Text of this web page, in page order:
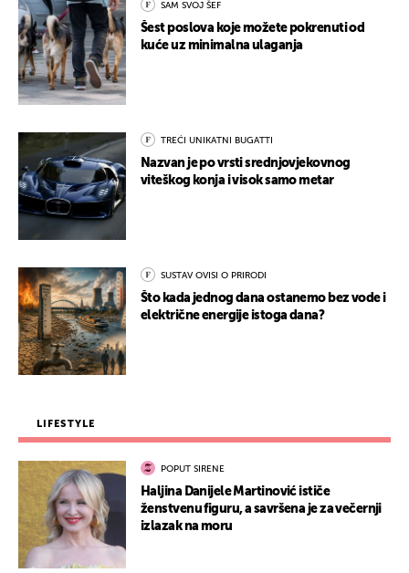
SAM SVOJ ŠEF
Šest poslova koje možete pokrenuti od
kuće uz minimalna ulaganja
TREĆI UNIKATNI BUGATTI
Nazvan je po vrsti srednjovjekovnog
viteškog konja i visok samo metar
SUSTAV OVISI O PRIRODI
Što kada jednog dana ostanemo bez vode i
električne energije istoga dana?
LIFESTYLE
POPUT SIRENE
Haljina Danijele Martinović ističe
ženstvenu figuru, a savršena je za večernji
izlazak na moru